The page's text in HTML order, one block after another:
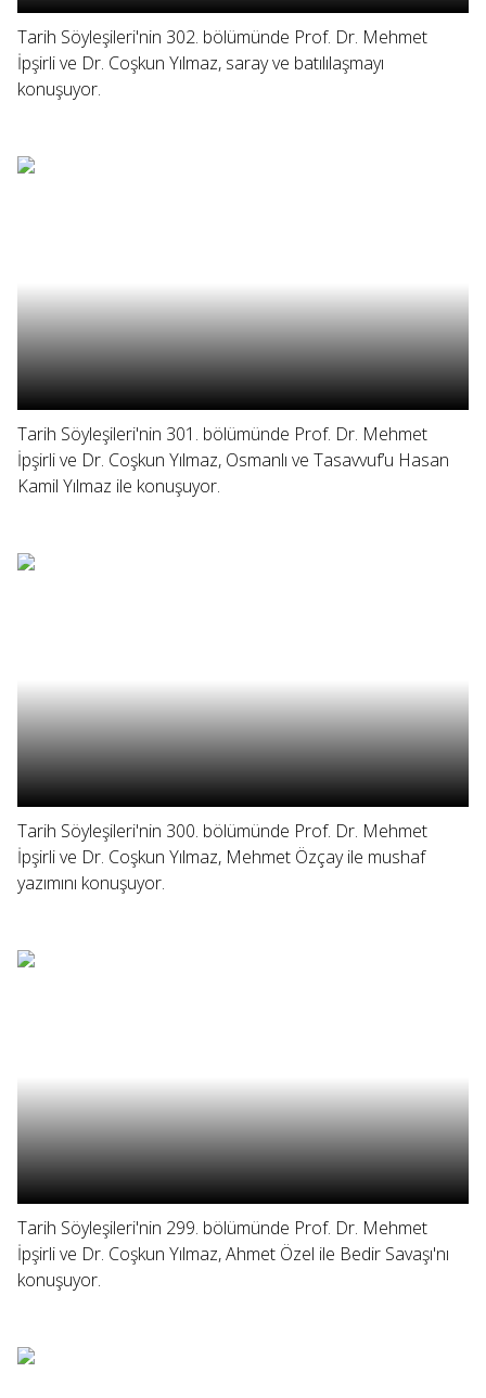
Tarih Söyleşileri'nin 302. bölümünde Prof. Dr. Mehmet
İpşirli ve Dr. Coşkun Yılmaz, saray ve batılılaşmayı
konuşuyor.
Tarih Söyleşileri'nin 301. bölümünde Prof. Dr. Mehmet
İpşirli ve Dr. Coşkun Yılmaz, Osmanlı ve Tasavvuf’u Hasan
Kamil Yılmaz ile konuşuyor.
Tarih Söyleşileri'nin 300. bölümünde Prof. Dr. Mehmet
İpşirli ve Dr. Coşkun Yılmaz, Mehmet Özçay ile mushaf
yazımını konuşuyor.
Tarih Söyleşileri'nin 299. bölümünde Prof. Dr. Mehmet
İpşirli ve Dr. Coşkun Yılmaz, Ahmet Özel ile Bedir Savaşı'nı
konuşuyor.